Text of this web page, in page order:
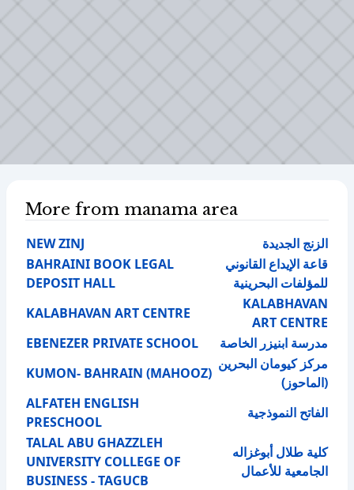
More from manama area
NEW ZINJ
الزنج الجديدة
BAHRAINI BOOK LEGAL
DEPOSIT HALL
قاعة الإيداع القانوني
للمؤلفات البحرينية
KALABHAVAN ART CENTRE
KALABHAVAN
ART CENTRE
EBENEZER PRIVATE SCHOOL
مدرسة ابنيزر الخاصة
KUMON- BAHRAIN (MAHOOZ)
مركز كيومان البحرين
(الماحوز)
ALFATEH ENGLISH
PRESCHOOL
الفاتح النموذجية
TALAL ABU GHAZZLEH
UNIVERSITY COLLEGE OF
BUSINESS - TAGUCB
كلية طلال أبوغزاله
الجامعية للأعمال